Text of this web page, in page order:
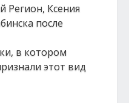
Регион, Ксения
после
в котором
этот вид